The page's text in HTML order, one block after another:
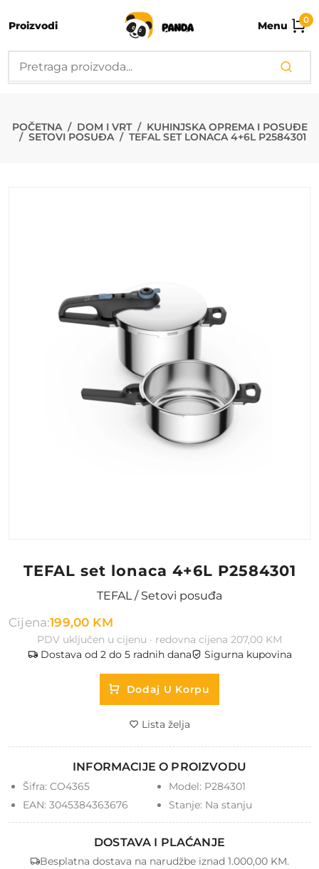
Proizvodi Menu 0
TEFAL SET
POČETNA DOM I VRT KUHINJSKA OPREMA I POSUĐE
SETOVI POSUĐA TEFAL SET LONACA 4+6L P2584301
TEFAL set lonaca 4+6L P2584301
TEFAL / Setovi posuđa
Cijena:199,00 KM
PDV uključen u cijenu · redovna cijena 207,00 KM
Dostava od 2 do 5 radnih dana
Sigurna kupovina
Dodaj U Korpu
Lista želja
INFORMACIJE O PROIZVODU
Šifra: CO4365 Model: P284301
EAN: 3045384363676 Stanje: Na stanju
DOSTAVA I PLAĆANJE
Besplatna dostava na narudžbe iznad 1.000,00 KM.